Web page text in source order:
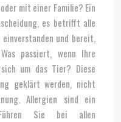
mit einer Familie? Ein
es betrifft alle
und bereit,
passiert, wenn Ihre
um das Tier? Diese
geklärt werden, nicht
Allergien sind ein
Sie bei allen